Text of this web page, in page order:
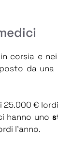
corsia e
da
€
hanno uno
l’anno.